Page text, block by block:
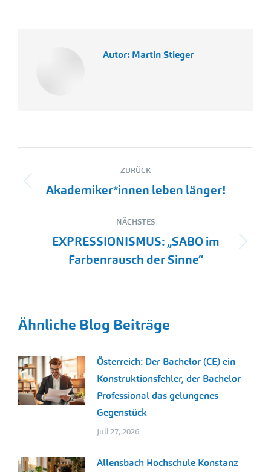
Autor: Martin Stieger
Kommentarnavigation
ZURÜCK
Vorheriger
Akademiker*innen leben länger!
NÄCHSTES
Nächster
Beitrag:
EXPRESSIONISMUS: „SABO im
Farbenrausch der Sinne“
Ähnliche Blog Beiträge
Österreich: Der Bachelor (CE) ein
Konstruktionsfehler, der Bachelor
Professional das gelungenes
Gegenstück
Juli 27, 2026
Allensbach Hochschule Konstanz